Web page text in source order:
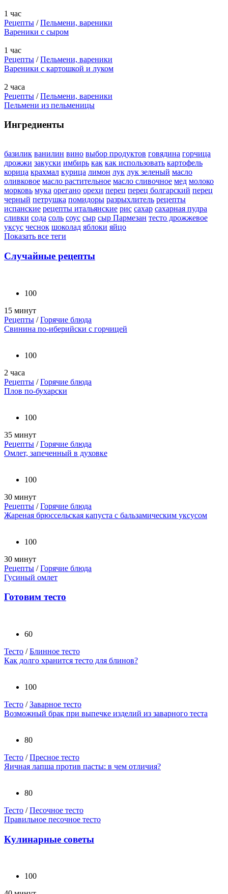
1 час
Рецепты /Пельмени, вареники
Вареники с сыром
1 час
Рецепты /Пельмени, вареники
Вареники с картошкой и луком
2 часа
Рецепты /Пельмени, вареники
Пельмени из пельменицы
Ингредиенты
базилик ванилин вино выбор продуктов говядина горчица
дрожжи закуски имбирь как как использовать картофель
корица крахмал курица лимон лук лук зеленый масло
оливковое масло растительное масло сливочное мед молоко
морковь мука орегано орехи перец перец болгарский перец
черный петрушка помидоры разрыхлитель рецепты
испанские рецепты итальянские рис сахар сахарная пудра
сливки сода соль соус сыр сыр Пармезан тесто дрожжевое
уксус чеснок шоколад яблоки яйцо
Показать все теги
Случайные рецепты
100
15 минут
Рецепты /Горячие блюда
Свинина по-иберийски с горчицей
100
2 часа
Рецепты /Горячие блюда
Плов по-бухарски
100
35 минут
Рецепты /Горячие блюда
Омлет, запеченный в духовке
100
30 минут
Рецепты /Горячие блюда
Жареная брюссельская капуста с бальзамическим уксусом
100
30 минут
Рецепты /Горячие блюда
Гусиный омлет
Готовим тесто
60
Тесто /Блинное тесто
Как долго хранится тесто для блинов?
100
Тесто /Заварное тесто
Возможный брак при выпечке изделий из заварного теста
80
Тесто /Пресное тесто
Яичная лапша против пасты: в чем отличия?
80
Тесто /Песочное тесто
Правильное песочное тесто
Кулинарные советы
100